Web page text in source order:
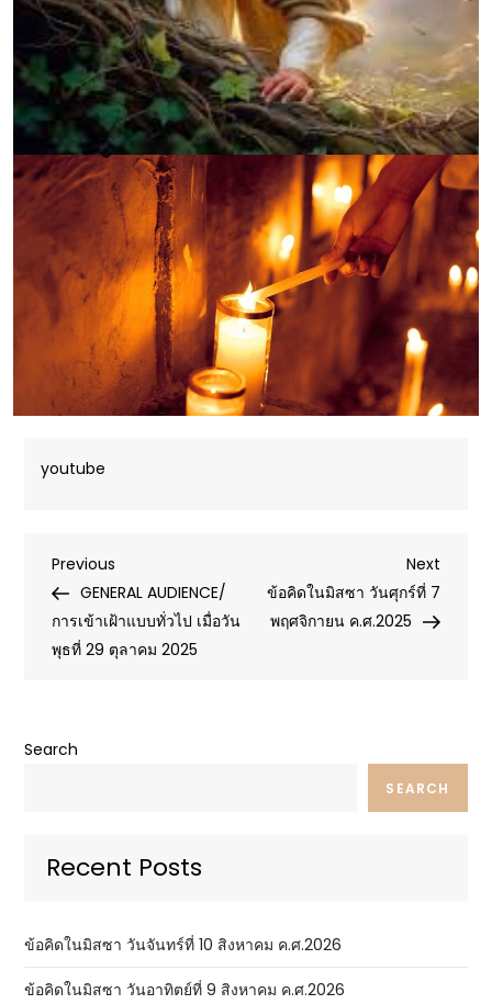
youtube
Post
navigation
Previous
Post
Previous
GENERAL AUDIENCE/
การเข้าเฝ้าแบบทั่วไป เมื่อวัน
พุธที่ 29 ตุลาคม 2025
Next
Post
Next
ข้อคิดในมิสซา วันศุกร์ที่ 7
พฤศจิกายน ค.ศ.2025
Search
SEARCH
Recent Posts
ข้อคิดในมิสซา วันจันทร์ที่ 10 สิงหาคม ค.ศ.2026
ข้อคิดในมิสซา วันอาทิตย์ที่ 9 สิงหาคม ค.ศ.2026